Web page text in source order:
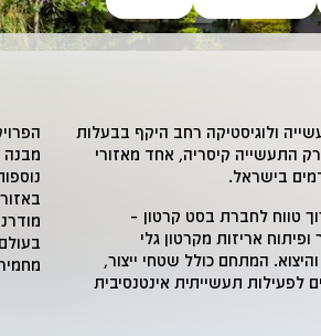
ולוגיסטיקה רחב היקף בבעלות
התעשייה קיסריה, אחד מאזורי
בישראל.
טווח לחברת בסט קרטון –
אריזות מקרטון גלי
המתחם כולל שטחי ייצור,
לפעילות תעשייתית אינטנסיבית